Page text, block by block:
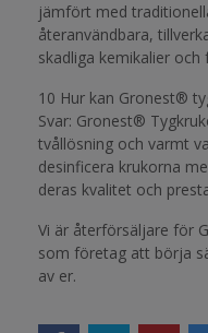
jämfört med
återanvändbara,
skadliga kemikalier
10 Hur kan Gronest®
Svar: Gronest®
tvållösning och varmt
desinficera krukorna
deras kvalitet och
Vi är återförsäljare för
som företag att börja
av er.